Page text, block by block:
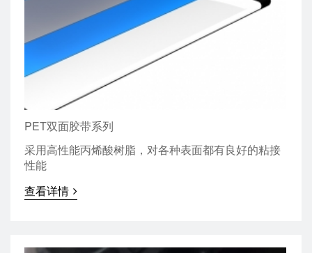
PET双面胶带系列
采用高性能丙烯酸树脂，对各种表面都有良好的粘接
性能
查看详情